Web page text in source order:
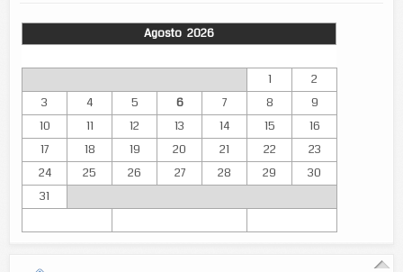
Agosto 2026
1
2
3
4 5 6 7 8
9
10
11 12 13 14 15
16
17
18 19 20 21 22
23
24
25 26 27 28 29
30
31